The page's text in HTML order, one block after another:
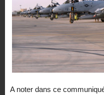
A noter dans ce